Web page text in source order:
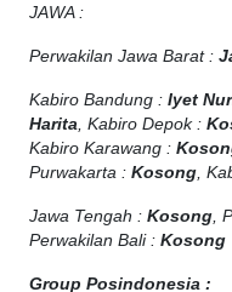
JAWA :
Perwakilan Jawa Barat :
Kabiro Bandung : Iyet
Harita, Kabiro Depok :
Kabiro Karawang :
Purwakarta : Kosong,
Jawa Tengah : Kosong,
Perwakilan Bali : Kosong
Group Posindonesia :